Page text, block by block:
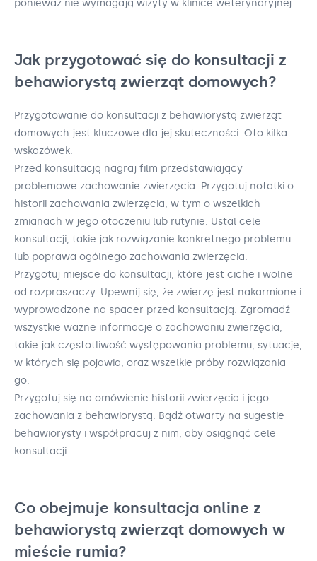
ponieważ nie wymagają wizyty w klinice weterynaryjnej.
Jak przygotować się do konsultacji z
behawiorystą zwierząt domowych?
Przygotowanie do konsultacji z behawiorystą zwierząt
domowych jest kluczowe dla jej skuteczności. Oto kilka
wskazówek:
Przed konsultacją nagraj film przedstawiający
problemowe zachowanie zwierzęcia. Przygotuj notatki o
historii zachowania zwierzęcia, w tym o wszelkich
zmianach w jego otoczeniu lub rutynie. Ustal cele
konsultacji, takie jak rozwiązanie konkretnego problemu
lub poprawa ogólnego zachowania zwierzęcia.
Przygotuj miejsce do konsultacji, które jest ciche i wolne
od rozpraszaczy. Upewnij się, że zwierzę jest nakarmione i
wyprowadzone na spacer przed konsultacją. Zgromadź
wszystkie ważne informacje o zachowaniu zwierzęcia,
takie jak częstotliwość występowania problemu, sytuacje,
w których się pojawia, oraz wszelkie próby rozwiązania
go.
Przygotuj się na omówienie historii zwierzęcia i jego
zachowania z behawiorystą. Bądź otwarty na sugestie
behawiorysty i współpracuj z nim, aby osiągnąć cele
konsultacji.
Co obejmuje konsultacja online z
behawiorystą zwierząt domowych w
mieście rumia?